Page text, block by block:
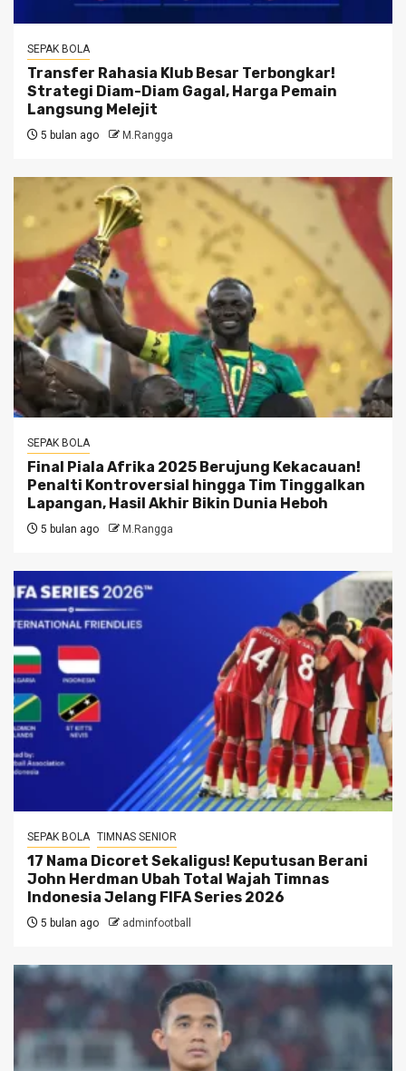
SEPAK BOLA
Transfer Rahasia Klub Besar Terbongkar!
Strategi Diam-Diam Gagal, Harga Pemain
Langsung Melejit
5 bulan ago M.Rangga
SEPAK BOLA
Final Piala Afrika 2025 Berujung Kekacauan!
Penalti Kontroversial hingga Tim Tinggalkan
Lapangan, Hasil Akhir Bikin Dunia Heboh
5 bulan ago M.Rangga
SEPAK BOLA TIMNAS SENIOR
17 Nama Dicoret Sekaligus! Keputusan Berani
John Herdman Ubah Total Wajah Timnas
Indonesia Jelang FIFA Series 2026
5 bulan ago adminfootball